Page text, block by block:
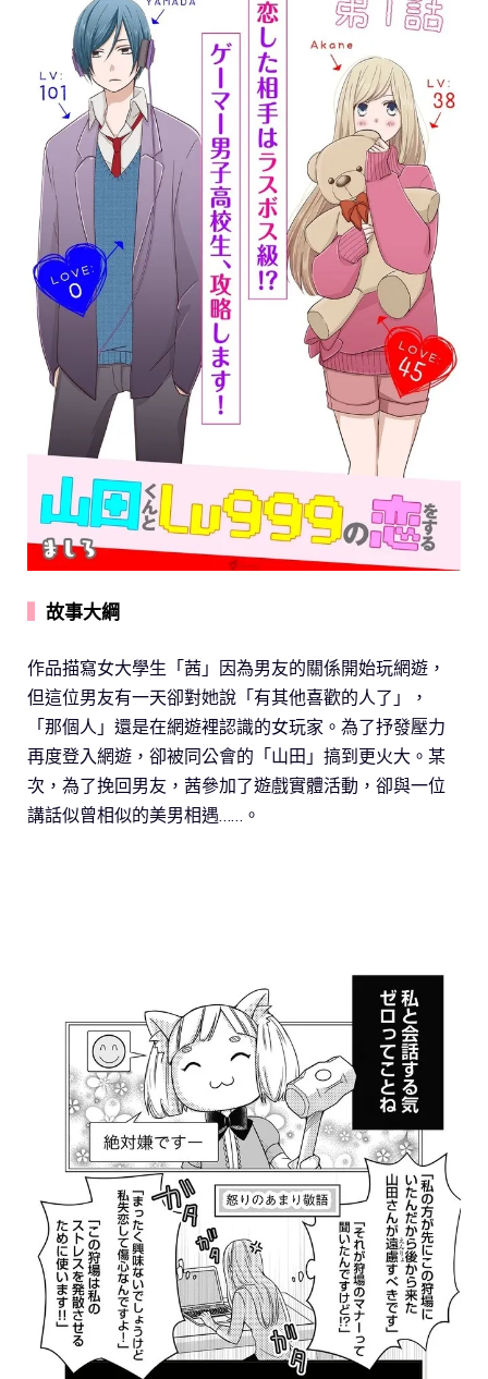
故事大綱
作品描寫女大學生「茜」因為男友的關係開始玩網遊，
但這位男友有一天卻對她說「有其他喜歡的人了」，
「那個人」還是在網遊裡認識的女玩家。為了抒發壓力
再度登入網遊，卻被同公會的「山田」搞到更火大。某
次，為了挽回男友，茜參加了遊戲實體活動，卻與一位
講話似曾相似的美男相遇……。